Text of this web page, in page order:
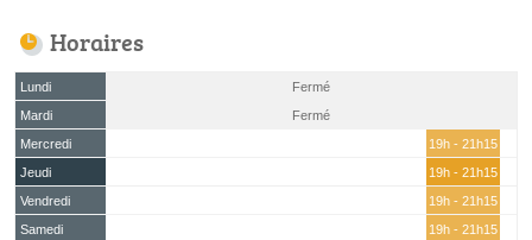
Horaires
Lundi
Fermé
Mardi
Fermé
Mercredi
19h - 21h15
Jeudi
19h - 21h15
Vendredi
19h - 21h15
Samedi
19h - 21h15